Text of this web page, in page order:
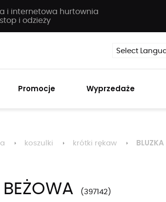
i internetowa hurtownia
i odzieży
Select
Promocje Wyprzedaże
koszulki krótki rękaw
397142